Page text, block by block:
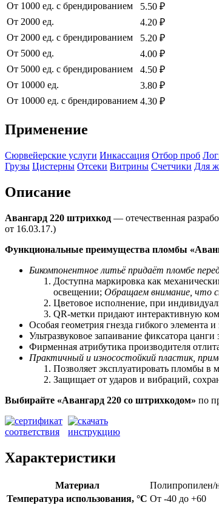
От 1000 ед. с брендированием
5.50 ₽
От 2000 ед.
4.20 ₽
От 2000 ед. с брендированием
5.20 ₽
От 5000 ед.
4.00 ₽
От 5000 ед. с брендированием
4.50 ₽
От 10000 ед.
3.80 ₽
От 10000 ед. с брендированием 4.30 ₽
Применение
Сюрвейерские услуги Инкассация Отбор проб
Грузы Цистерны Отсеки Витрины Счетчики Для
Описание
Авангард 220 штрихкод — отечественная
от 16.03.17.)
Функциональные преимущества пломбы
Бикомпонентное литьё придаёт пломбе
Доступна маркировка как
освещении; Обращаем внимание, что
Цветовое исполнение, при
QR-метки придают интерактивную
Особая геометрия гнезда гибкого
Ультразвуковое запаивание фиксатора
Фирменная атрибутика производителя
Практичный и износостойкий пластик,
Позволяет эксплуатировать пломбы в
Защищает от ударов и вибраций,
Выбирайте «Авангард 220 со штрихкодом» по
Характеристики
Материал
Полипропилен/
Температура использования, °C От -40 до +60